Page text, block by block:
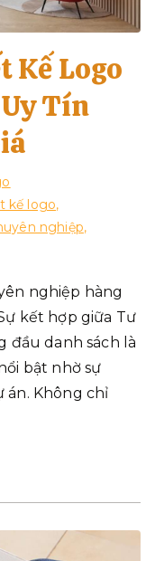
Kế Logo
Tín
kế logo,
nghiệp,
nghiệp hàng
kết hợp giữa Tư
đầu danh sách là
bật nhờ sự
án. Không chỉ